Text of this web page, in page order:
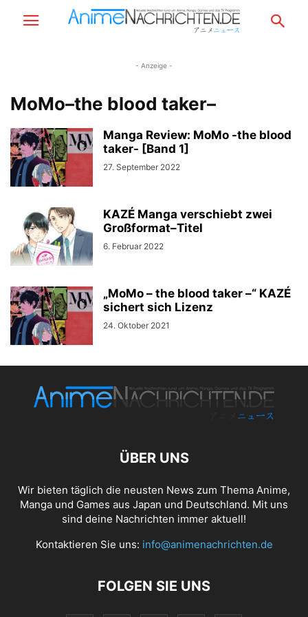
- Anzeige -
MoMo–the blood taker–
Manga Review: MoMo -the blood
taker- [Band 1]
27. September 2022
KAZÉ Manga verschiebt zwei
Großformat–Titel
6. Februar 2022
„MoMo – the blood taker –“ KAZÉ
sichert sich Lizenz
24. Oktober 2021
ÜBER UNS
Wir bieten täglich die neusten News zum Thema Anime,
Manga und Games aus Japan und Deutschland. Mit uns
sind deine Nachrichten immer aktuell!
Kontaktieren Sie uns: info@animenachrichten.de
FOLGEN SIE UNS